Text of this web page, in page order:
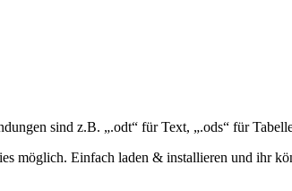
sind z.B. „.odt“ für Text, „.ods“ für
möglich. Einfach laden & installieren und ihr